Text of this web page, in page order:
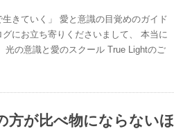
生きていく」 愛と意識の目覚めのガイド
にお立ち寄りくださいまして、 本当に
光の意識と愛のスクール True Lightのご
方が比べ物にならないほ